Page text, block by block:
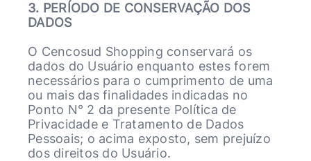
3. PERÍODO DE CONSERVAÇÃO DOS
DADOS
O Cencosud Shopping conservará os
dados do Usuário enquanto estes forem
necessários para o cumprimento de uma
ou mais das finalidades indicadas no
Ponto N° 2 da presente Política de
Privacidade e Tratamento de Dados
Pessoais; o acima exposto, sem prejuízo
dos direitos do Usuário.